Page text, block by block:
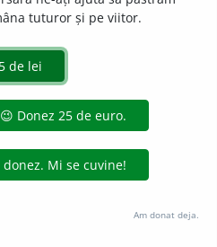
(https://dexonline.ro)
orice metode de extragere automată
de date oferite oficial spre utilizare
Hosterion
tuturor și pe viitor.
Am donat deja.